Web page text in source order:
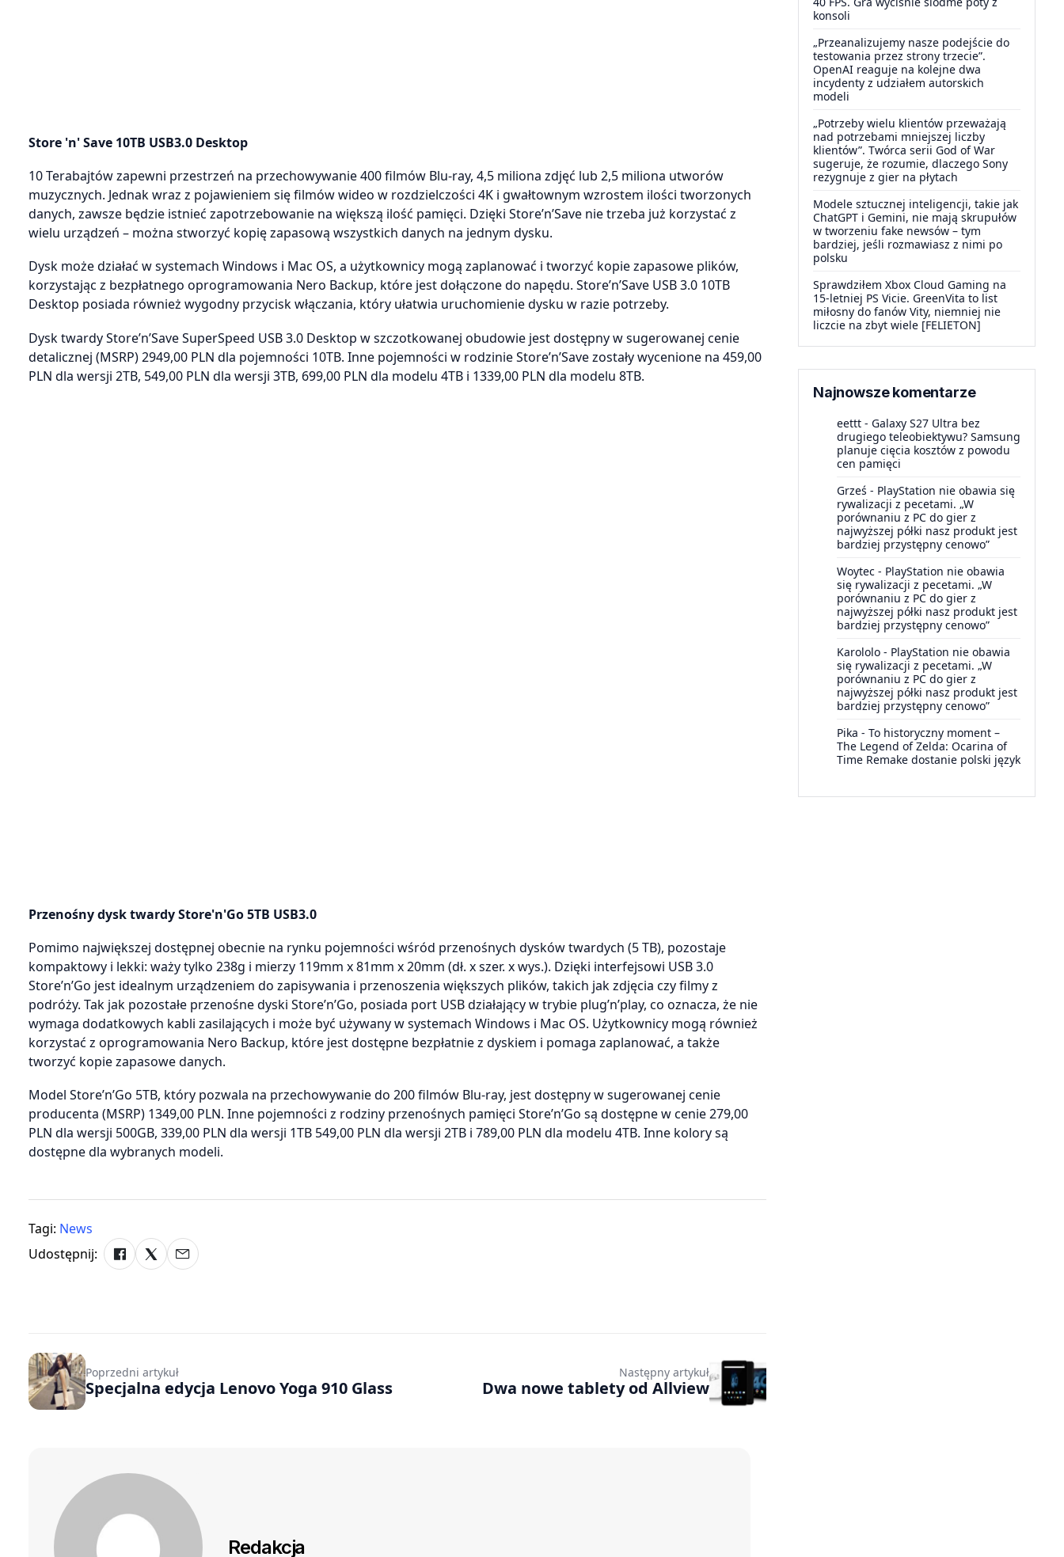
Store 'n' Save 10TB USB3.0 Desktop
10 Terabajtów zapewni przestrzeń na przechowywanie 400 filmów Blu-ray, 4,5 miliona zdjęć lub 2,5 miliona utworów
muzycznych. Jednak wraz z pojawieniem się filmów wideo w rozdzielczości 4K i gwałtownym wzrostem ilości tworzonych
danych, zawsze będzie istnieć zapotrzebowanie na większą ilość pamięci. Dzięki Store’n’Save nie trzeba już korzystać z
wielu urządzeń – można stworzyć kopię zapasową wszystkich danych na jednym dysku.
Dysk może działać w systemach Windows i Mac OS, a użytkownicy mogą zaplanować i tworzyć kopie zapasowe plików,
korzystając z bezpłatnego oprogramowania Nero Backup, które jest dołączone do napędu. Store’n’Save USB 3.0 10TB
Desktop posiada również wygodny przycisk włączania, który ułatwia uruchomienie dysku w razie potrzeby.
Dysk twardy Store’n’Save SuperSpeed USB 3.0 Desktop w szczotkowanej obudowie jest dostępny w sugerowanej cenie
detalicznej (MSRP) 2949,00 PLN dla pojemności 10TB. Inne pojemności w rodzinie Store’n’Save zostały wycenione na 459,00
PLN dla wersji 2TB, 549,00 PLN dla wersji 3TB, 699,00 PLN dla modelu 4TB i 1339,00 PLN dla modelu 8TB.
Przenośny dysk twardy Store'n'Go 5TB USB3.0
Pomimo największej dostępnej obecnie na rynku pojemności wśród przenośnych dysków twardych (5 TB), pozostaje
kompaktowy i lekki: waży tylko 238g i mierzy 119mm x 81mm x 20mm (dł. x szer. x wys.). Dzięki interfejsowi USB 3.0
Store’n’Go jest idealnym urządzeniem do zapisywania i przenoszenia większych plików, takich jak zdjęcia czy filmy z
podróży. Tak jak pozostałe przenośne dyski Store’n’Go, posiada port USB działający w trybie plug’n’play, co oznacza, że nie
wymaga dodatkowych kabli zasilających i może być używany w systemach Windows i Mac OS. Użytkownicy mogą również
korzystać z oprogramowania Nero Backup, które jest dostępne bezpłatnie z dyskiem i pomaga zaplanować, a także
tworzyć kopie zapasowe danych.
Model Store’n’Go 5TB, który pozwala na przechowywanie do 200 filmów Blu-ray, jest dostępny w sugerowanej cenie
producenta (MSRP) 1349,00 PLN. Inne pojemności z rodziny przenośnych pamięci Store’n’Go są dostępne w cenie 279,00
PLN dla wersji 500GB, 339,00 PLN dla wersji 1TB 549,00 PLN dla wersji 2TB i 789,00 PLN dla modelu 4TB. Inne kolory są
dostępne dla wybranych modeli.
Tagi: News
Udostępnij:
konsoli
„Przeanalizujemy nasze podejście do
testowania przez strony trzecie”.
OpenAI reaguje na kolejne dwa
incydenty z udziałem autorskich
modeli
„Potrzeby wielu klientów przeważają
nad potrzebami mniejszej liczby
klientów”. Twórca serii God of War
sugeruje, że rozumie, dlaczego Sony
rezygnuje z gier na płytach
Modele sztucznej inteligencji, takie jak
ChatGPT i Gemini, nie mają skrupułów
w tworzeniu fake newsów – tym
bardziej, jeśli rozmawiasz z nimi po
polsku
Sprawdziłem Xbox Cloud Gaming na
15-letniej PS Vicie. GreenVita to list
miłosny do fanów Vity, niemniej nie
liczcie na zbyt wiele [FELIETON]
Najnowsze komentarze
eettt - Galaxy S27 Ultra bez
drugiego teleobiektywu? Samsung
planuje cięcia kosztów z powodu
cen pamięci
Grześ - PlayStation nie obawia się
rywalizacji z pecetami. „W
porównaniu z PC do gier z
najwyższej półki nasz produkt jest
bardziej przystępny cenowo”
Woytec - PlayStation nie obawia
się rywalizacji z pecetami. „W
porównaniu z PC do gier z
najwyższej półki nasz produkt jest
bardziej przystępny cenowo”
Karololo - PlayStation nie obawia
się rywalizacji z pecetami. „W
porównaniu z PC do gier z
najwyższej półki nasz produkt jest
bardziej przystępny cenowo”
Pika - To historyczny moment –
The Legend of Zelda: Ocarina of
Time Remake dostanie polski język
Poprzedni artykuł
Specjalna edycja Lenovo Yoga 910 Glass
Następny artykuł
Dwa nowe tablety od Allview
Redakcja